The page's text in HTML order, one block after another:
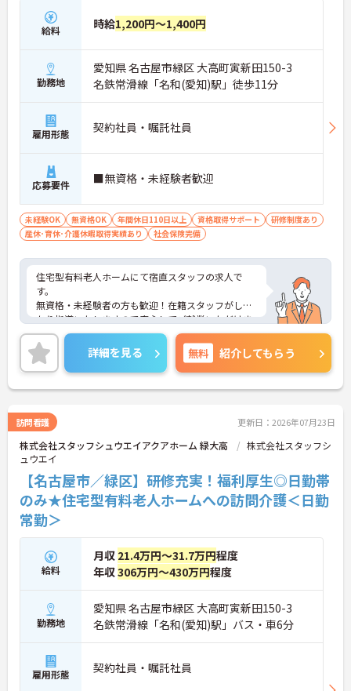
・入社時は先輩スタッフの同行訪問からスタートす
るため、訪問介護未経験の方も安心して業務に慣れ
ることができます
・訪問診療医と24時間連携し、チームで看取りに取
り組む体制が整っているため、「看取りのプロ」と
して他施設では得られない経験を積むことができま
【頑張りがしっかり給与・評価に反映される職場で
す】
・入社半年でリーダーを任されたスタッフの実績が
あるなど、年次にかかわらず頑張りが評価され、キ
ャリアアップを実現できる職場環境です
【働きやすい休日・残業面と、長く安心して働ける
福利厚生が魅力です】
れており（年間休日113日）、オンオフのメリハリ
をつけて働くことができます。
・全社平均残業月5時間程度と、業界平均を大きく
下回る少ない残業時間を実現しています
・退職金制度（勤続3年以上）・保育手当・育児短
時間勤務・マインドフルネスプログラムなど、長期
的に安心して働き続けるための制度が充実していま
す
給料 時給1,200円～1,400円
勤務地
愛知県 名古屋市緑区 大高町寅新田150-3
名鉄常滑線「名和(愛知)駅」徒歩11分
雇用形態 契約社員・嘱託社員
応募要件 ■無資格・未経験者歓迎
未経験OK 無資格OK 年間休日110日以上 資格取得サポート
研修制度あり
産休･育休･介護休暇取得実績あり
社会保険完備
住宅型有料老人ホームにて宿直スタッフの求人で
す。
無資格・未経験者の方も歓迎！在籍スタッフがしっ
かり指導いたしますので安心してご就業いただけま
す！
施設の見学からも可能です◎
ご興味をお持ちの方はお気軽にお問合せ下さい。
詳細を見る 無料 紹介してもらう
訪問看護 更新日：2026年07月23日
株式会社スタッフシュウエイアクアホーム 緑大高
株式会社スタッフシ
ュウエイ
【名古屋市／緑区】研修充実！福利厚生◎日勤帯
のみ★住宅型有料老人ホームへの訪問介護＜日勤
常勤＞
給料
月収 21.4万円～31.7万円程度
年収306万円～430万円程度
勤務地
愛知県 名古屋市緑区 大高町寅新田150-3
名鉄常滑線「名和(愛知)駅」バス・車6分
雇用形態 契約社員・嘱託社員